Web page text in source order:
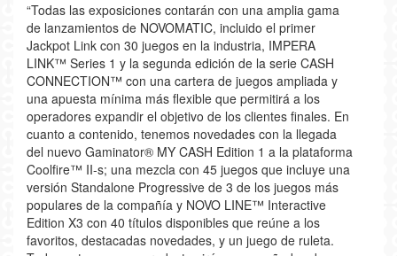
“Todas las exposiciones contarán con una amplia gama
de lanzamientos de NOVOMATIC, incluido el primer
Jackpot Link con 30 juegos en la industria, IMPERA
LINK™ Series 1 y la segunda edición de la serie CASH
CONNECTION™ con una cartera de juegos ampliada y
una apuesta mínima más flexible que permitirá a los
operadores expandir el objetivo de los clientes finales. En
cuanto a contenido, tenemos novedades con la llegada
del nuevo Gaminator® MY CASH Edition 1 a la plataforma
Coolfire™ II-s; una mezcla con 45 juegos que incluye una
versión Standalone Progressive de 3 de los juegos más
populares de la compañía y NOVO LINE™ Interactive
Edition X3 con 40 títulos disponibles que reúne a los
favoritos, destacadas novedades, y un juego de ruleta.